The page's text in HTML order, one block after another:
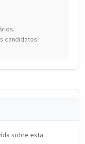
candidatos!
sobre esta